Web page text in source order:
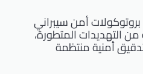
أمن سيبراني
التهديدات المتطورة،
أمنية منتظمة